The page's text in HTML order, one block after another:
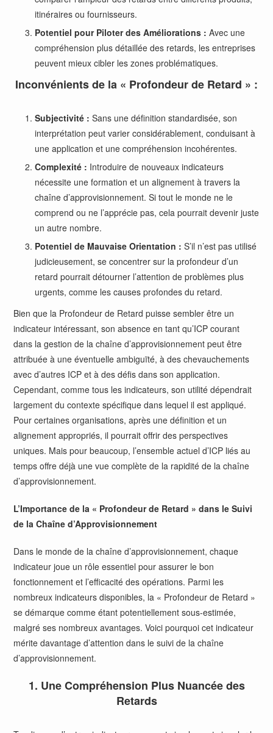
itinéraires ou fournisseurs.
Potentiel pour Piloter des Améliorations : Avec une
compréhension plus détaillée des retards, les entreprises
peuvent mieux cibler les zones problématiques.
Inconvénients de la « Profondeur de Retard » :
Subjectivité : Sans une définition standardisée, son
interprétation peut varier considérablement, conduisant à
une application et une compréhension incohérentes.
Complexité : Introduire de nouveaux indicateurs
nécessite une formation et un alignement à travers la
chaîne d’approvisionnement. Si tout le monde ne le
comprend ou ne l’apprécie pas, cela pourrait devenir juste
un autre nombre.
Potentiel de Mauvaise Orientation : S’il n’est pas utilisé
judicieusement, se concentrer sur la profondeur d’un
retard pourrait détourner l’attention de problèmes plus
urgents, comme les causes profondes du retard.
Bien que la Profondeur de Retard puisse sembler être un
indicateur intéressant, son absence en tant qu’ICP courant
dans la gestion de la chaîne d’approvisionnement peut être
attribuée à une éventuelle ambiguïté, à des chevauchements
avec d’autres ICP et à des défis dans son application.
Cependant, comme tous les indicateurs, son utilité dépendrait
largement du contexte spécifique dans lequel il est appliqué.
Pour certaines organisations, après une définition et un
alignement appropriés, il pourrait offrir des perspectives
uniques. Mais pour beaucoup, l’ensemble actuel d’ICP liés au
temps offre déjà une vue complète de la rapidité de la chaîne
d’approvisionnement.
L’Importance de la « Profondeur de Retard » dans le Suivi
de la Chaîne d’Approvisionnement
Dans le monde de la chaîne d’approvisionnement, chaque
indicateur joue un rôle essentiel pour assurer le bon
fonctionnement et l’efficacité des opérations. Parmi les
nombreux indicateurs disponibles, la « Profondeur de Retard »
se démarque comme étant potentiellement sous-estimée,
malgré ses nombreux avantages. Voici pourquoi cet indicateur
mérite davantage d’attention dans le suivi de la chaîne
d’approvisionnement.
1. Une Compréhension Plus Nuancée des
Retards